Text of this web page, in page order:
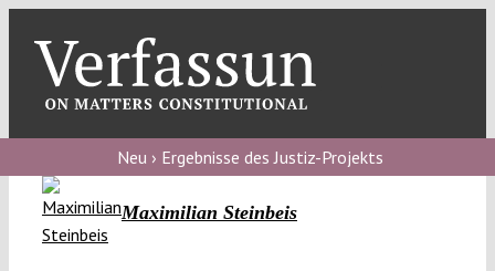
content
blog
Verfassungs
Neu › Ergebnisse des Justiz-Projekts
Maximilian Steinbeis